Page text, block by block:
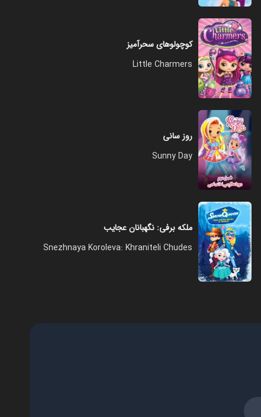
کوچولوهای سحرآمیز
Little Charmers
روز سانی
Sunny Day
ملکه برفی: نگهبانان عجایب
Snezhnaya Koroleva: Khraniteli Chudes